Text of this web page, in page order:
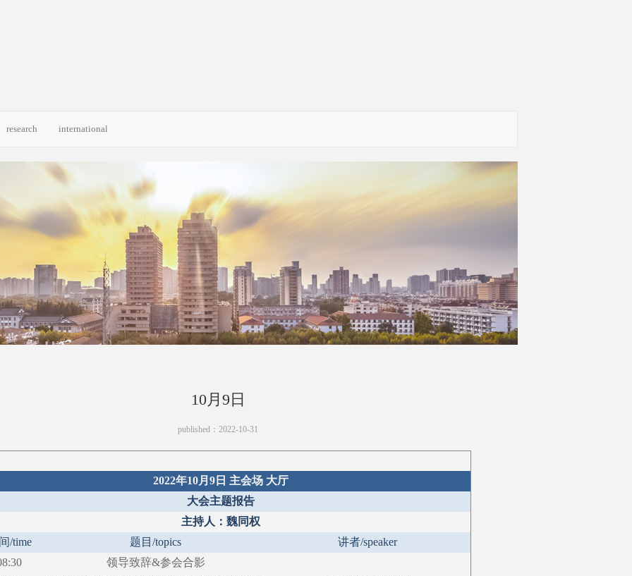
research international
10月9日
published：2022-10-31
2022年10月9日 主会场 大厅
大会主题报告
主持人：魏同权
/time 题目 /topics 讲者/speaker
领导致辞&参会合影